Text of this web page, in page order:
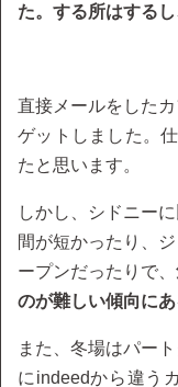
た。する所はする
直接メールをした
ゲットしました。
たと思います。
しかし、シドニー
間が短かったり、
ープンだったりで、
のが難しい傾向にあ
また、冬場はパー
にindeedから違う